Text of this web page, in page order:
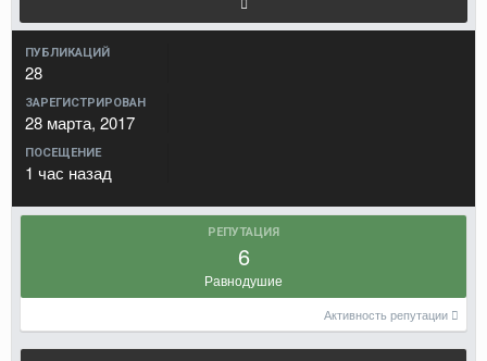
ПУБЛИКАЦИЙ
28
ЗАРЕГИСТРИРОВАН
28 марта, 2017
ПОСЕЩЕНИЕ
1 час назад
РЕПУТАЦИЯ
6
Равнодушие
Активность репутации